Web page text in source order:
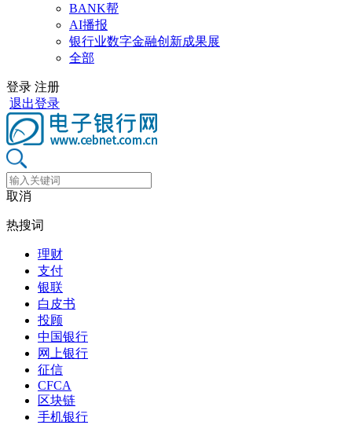
BANK帮
AI播报
银行业数字金融创新成果展
全部
登录 注册
退出登录
取消
热搜词
理财
支付
银联
白皮书
投顾
中国银行
网上银行
征信
CFCA
区块链
手机银行